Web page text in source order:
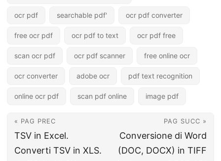
ocr pdf searchable pdf' ocr pdf converter
free ocr pdf ocr pdf to text ocr pdf free
scan ocr pdf ocr pdf scanner free online ocr
ocr converter adobe ocr pdf text recognition
online ocr pdf scan pdf online image pdf
« PAG PREC
TSV in Excel.
Converti TSV in XLS.
PAG SUCC »
Conversione di Word
(DOC, DOCX) in TIFF